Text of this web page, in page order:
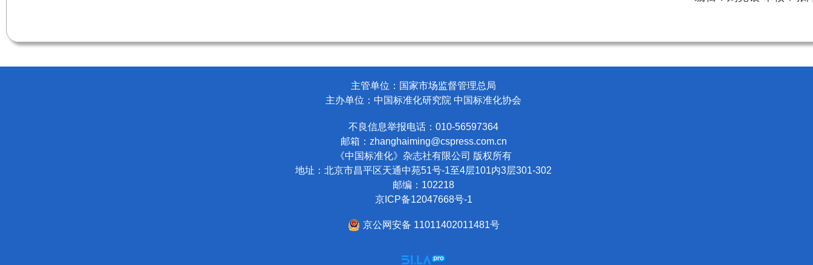
主管单位：国家市场监督管理总局
主办单位：中国标准化研究院 中国标准化协会
不良信息举报电话：010-56597364
邮箱： zhanghaiming@cspress.com.cn
《中国标准化》杂志社有限公司 版权所有
地址：北京市昌平区天通中苑51号-1至4层101内3层301-302
邮编：102218
京ICP备12047668号-1
京公网安备 11011402011481号